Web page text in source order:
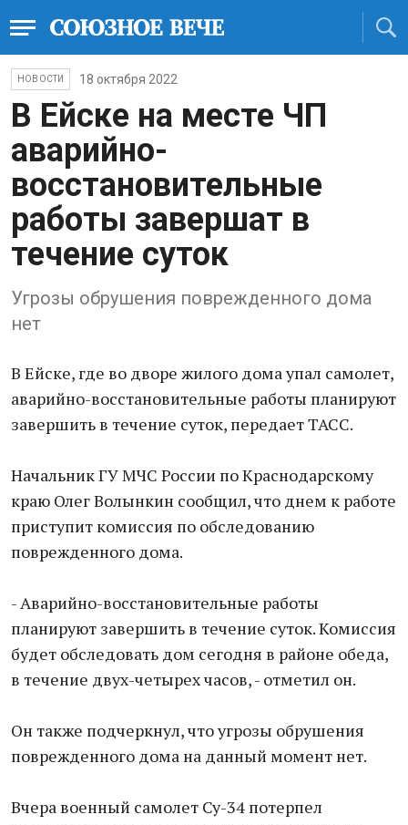
НОВОСТИ 18 октября 2022
В Ейске на месте ЧП
аварийно-
восстановительные
работы завершат в
течение суток
Угрозы обрушения поврежденного дома
нет
В Ейске, где во дворе жилого дома упал самолет,
аварийно-восстановительные работы планируют
завершить в течение суток, передает ТАСС.
Начальник ГУ МЧС России по Краснодарскому
краю Олег Волынкин сообщил, что днем к работе
приступит комиссия по обследованию
поврежденного дома.
- Аварийно-восстановительные работы
планируют завершить в течение суток. Комиссия
будет обследовать дом сегодня в районе обеда,
в течение двух-четырех часов, - отметил он.
Он также подчеркнул, что угрозы обрушения
поврежденного дома на данный момент нет.
Вчера военный самолет Су-34 потерпел